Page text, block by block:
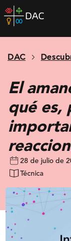
Skip
to
home
DAC
El
qué es,
28 de julio de
Técnica